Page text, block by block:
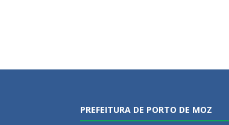
PREFEITURA DE PORTO DE MOZ